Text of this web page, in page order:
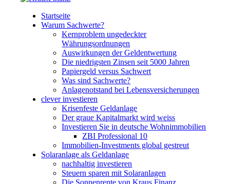
Startseite
Warum Sachwerte?
Kernproblem ungedeckter
Währungsordnungen
Auswirkungen der Geldentwertung
Die niedrigsten Zinsen seit 5000 Jahren
Papiergeld versus Sachwert
Was sind Sachwerte?
Anlagenotstand bei Lebensversicherungen
clever investieren
Krisenfeste Geldanlage
Der graue Kapitalmarkt wird weiss
Investieren Sie in deutsche Wohnimmobilien
ZBI Professional 10
Immobilien-Investments global gestreut
Solaranlage als Geldanlage
nachhaltig investieren
Steuern sparen mit Solaranlagen
Die Sonnenrente von Kraus Finanz